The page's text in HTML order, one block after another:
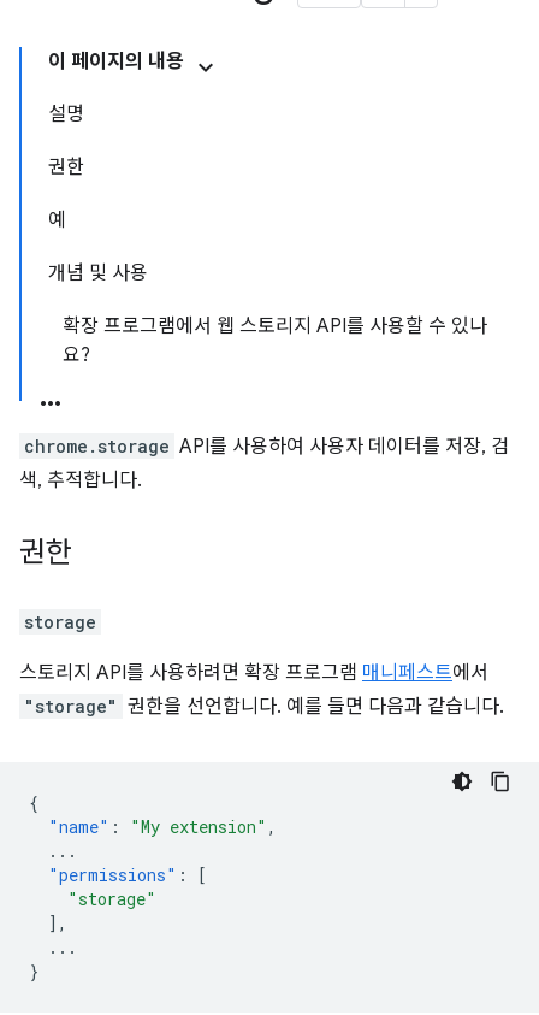
이 페이지의 내용
설명
권한
예
개념 및 사용
확장 프로그램에서 웹 스토리지 API를 사용할 수 있나
요?
chrome.storage API를 사용하여 사용자 데이터를 저장, 검
색, 추적합니다.
권한
storage
스토리지 API를 사용하려면 확장 프로그램 매니페스트에서
"storage" 권한을 선언합니다. 예를 들면 다음과 같습니다.
{
"name" : "My extension" ,
...
"permissions" :
[
"storage"
],
...
}